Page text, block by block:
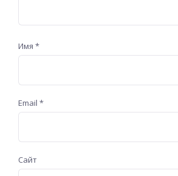
Имя *
Email *
Сайт